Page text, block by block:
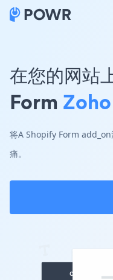
在您的网
Form Zoho
将A Shopify Form
痛。